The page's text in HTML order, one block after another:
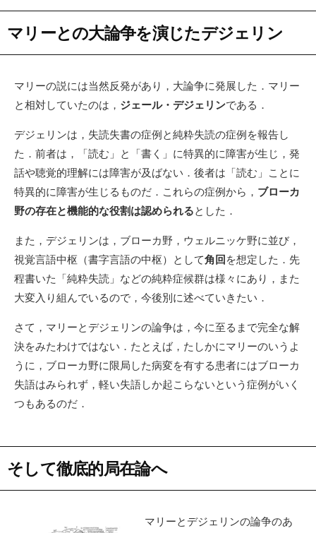
マリーとの大論争を演じたデジェリン
マリーの説には当然反発があり，大論争に発展した．マリー
と相対していたのは， ジェール・デジェリンである．
デジェリンは，失読失書の症例と純粋失読の症例を報告し
た．前者は，「読む」と「書く」に特異的に障害が生じ，発
話や聴覚的理解には障害が及ばない．後者は「読む」ことに
特異的に障害が生じるものだ．これらの症例から， ブローカ
野の存在と機能的な役割は認められるとした．
また，デジェリンは，ブローカ野，ウェルニッケ野に並び，
視覚言語中枢（書字言語の中枢）として角回を想定した．先
程書いた「純粋失読」などの純粋症候群は様々にあり，また
大変入り組んでいるので，今後別に述べていきたい．
さて，マリーとデジェリンの論争は，今に至るまで完全な解
決をみたわけではない．たとえば，たしかにマリーのいうよ
うに，ブローカ野に限局した病変を有する患者にはブローカ
失語はみられず，軽い失語しか起こらないという症例がいく
つもあるのだ．
そして徹底的局在論へ
マリーとデジェリンの論争のあ